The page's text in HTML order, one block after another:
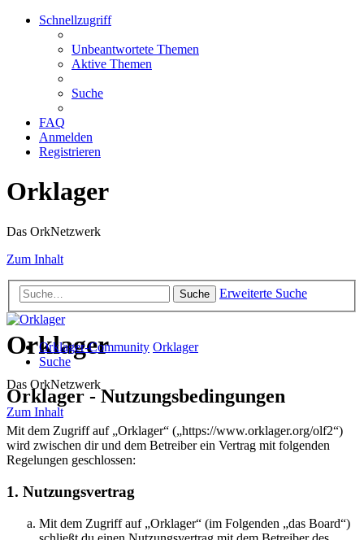
Schnellzugriff
Unbeantwortete Themen
Aktive Themen
Suche
FAQ
Anmelden
Registrieren
Orklager
Das OrkNetzwerk
Zum Inhalt
Suche Erweiterte Suche
Orklager
Das OrkNetzwerk
Zum Inhalt
Orklager-Community Orklager
Suche
Orklager - Nutzungsbedingungen
Mit dem Zugriff auf „Orklager“ („https://www.orklager.org/olf2“)
wird zwischen dir und dem Betreiber ein Vertrag mit folgenden
Regelungen geschlossen:
1. Nutzungsvertrag
Mit dem Zugriff auf „Orklager“ (im Folgenden „das Board“)